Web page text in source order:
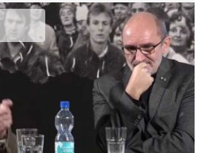
při sledování online
televize?